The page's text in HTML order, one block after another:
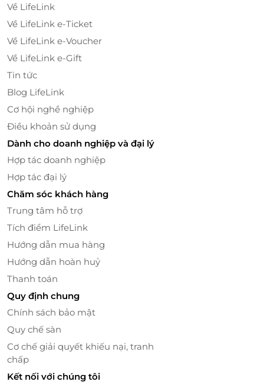
Về LifeLink
Về LifeLink e-Ticket
Về LifeLink e-Voucher
Về LifeLink e-Gift
Tin tức
Blog LifeLink
Cơ hội nghề nghiệp
Điều khoản sử dụng
Dành cho doanh nghiệp và đại lý
Hợp tác doanh nghiệp
Hợp tác đại lý
Chăm sóc khách hàng
Trung tâm hỗ trợ
Tích điểm LifeLink
Hướng dẫn mua hàng
Hướng dẫn hoàn huỷ
Thanh toán
Quy định chung
Chính sách bảo mật
Quy chế sàn
Cơ chế giải quyết khiếu nại, tranh
chấp
Kết nối với chúng tôi